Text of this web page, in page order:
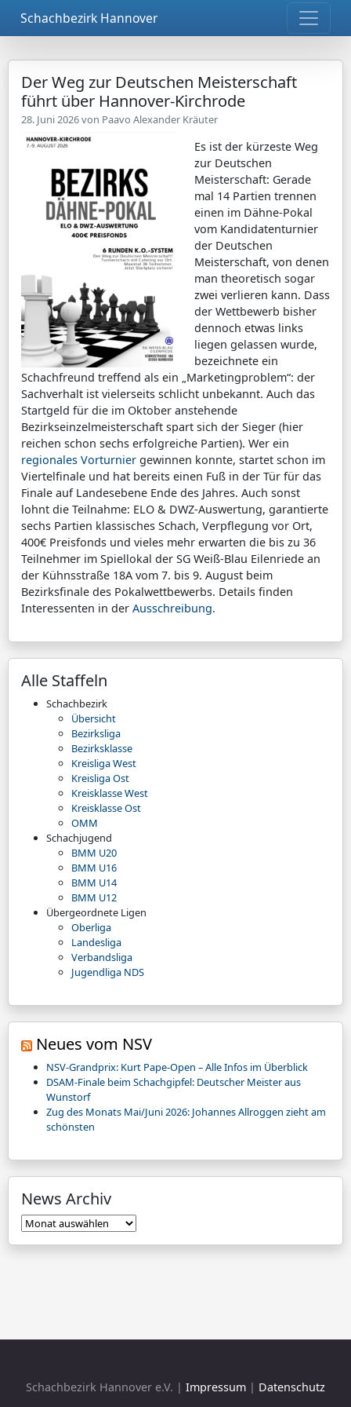
Schachbezirk Hannover
Der Weg zur Deutschen Meisterschaft
führt über Hannover-Kirchrode
28. Juni 2026 von Paavo Alexander Kräuter
Es ist der kürzeste Weg
zur Deutschen
Meisterschaft: Gerade
mal 14 Partien trennen
einen im Dähne-Pokal
vom Kandidatenturnier
der Deutschen
Meisterschaft, von denen
man theoretisch sogar
zwei verlieren kann. Dass
der Wettbewerb bisher
dennoch etwas links
liegen gelassen wurde,
bezeichnete ein
Schachfreund treffend als ein „Marketingproblem“: der
Sachverhalt ist vielerseits schlicht unbekannt. Auch das
Startgeld für die im Oktober anstehende
Bezirkseinzelmeisterschaft spart sich der Sieger (hier
reichen schon sechs erfolgreiche Partien). Wer ein
regionales Vorturnier gewinnen konnte, startet schon im
Viertelfinale und hat bereits einen Fuß in der Tür für das
Finale auf Landesebene Ende des Jahres. Auch sonst
lohnt die Teilnahme: ELO & DWZ-Auswertung, garantierte
sechs Partien klassisches Schach, Verpflegung vor Ort,
400€ Preisfonds und vieles mehr erwarten die bis zu 36
Teilnehmer im Spiellokal der SG Weiß-Blau Eilenriede an
der Kühnsstraße 18A vom 7. bis 9. August beim
Bezirksfinale des Pokalwettbewerbs. Details finden
Interessenten in der Ausschreibung.
Alle Staffeln
Schachbezirk
Übersicht
Bezirksliga
Bezirksklasse
Kreisliga West
Kreisliga Ost
Kreisklasse West
Kreisklasse Ost
OMM
Schachjugend
BMM U20
BMM U16
BMM U14
BMM U12
Übergeordnete Ligen
Oberliga
Landesliga
Verbandsliga
Jugendliga NDS
Neues vom NSV
NSV-Grandprix: Kurt Pape-Open – Alle Infos im Überblick
DSAM-Finale beim Schachgipfel: Deutscher Meister aus
Wunstorf
Zug des Monats Mai/Juni 2026: Johannes Allroggen zieht am
schönsten
News Archiv
News
Archiv
Schachbezirk Hannover e.V. | Impressum | Datenschutz